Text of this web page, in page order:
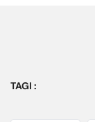
TAGI :